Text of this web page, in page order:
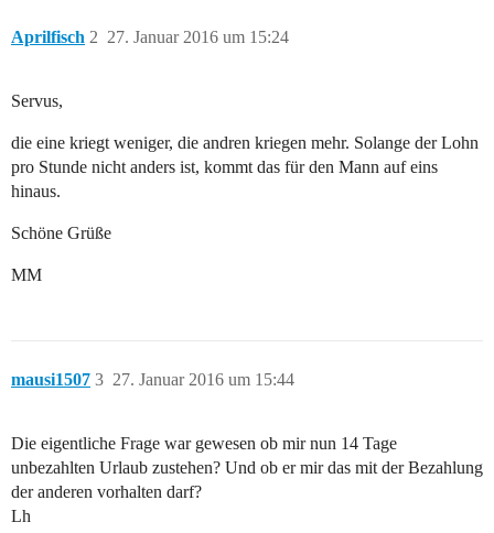
Aprilfisch 27. Januar 2016 um 15:24
2
Servus,
die eine kriegt weniger, die andren kriegen mehr. Solange der Lohn
pro Stunde nicht anders ist, kommt das für den Mann auf eins
hinaus.
Schöne Grüße
MM
mausi1507 27. Januar 2016 um 15:44
3
Die eigentliche Frage war gewesen ob mir nun 14 Tage
unbezahlten Urlaub zustehen? Und ob er mir das mit der Bezahlung
der anderen vorhalten darf?
Lh